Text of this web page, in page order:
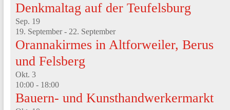
Denkmaltag auf der Teufelsburg
Sep. 19
19. September- 22. September
Orannakirmes in Altforweiler, Berus
und Felsberg
Okt. 3
10:00- 18:00
Bauern- und Kunsthandwerkermarkt